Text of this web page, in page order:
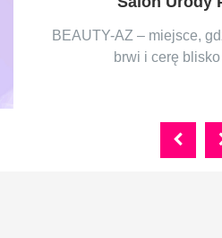
BEAUTY-AZ – miejsce,
brwi i cerę